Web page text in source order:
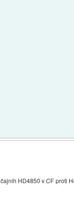
HD4850 v CF proti